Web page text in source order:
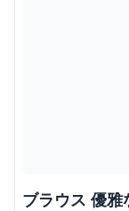
ブラウス 優雅